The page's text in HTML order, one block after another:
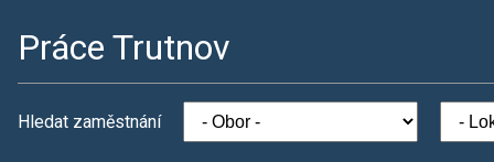
Práce Trutnov
Hledat zaměstnání